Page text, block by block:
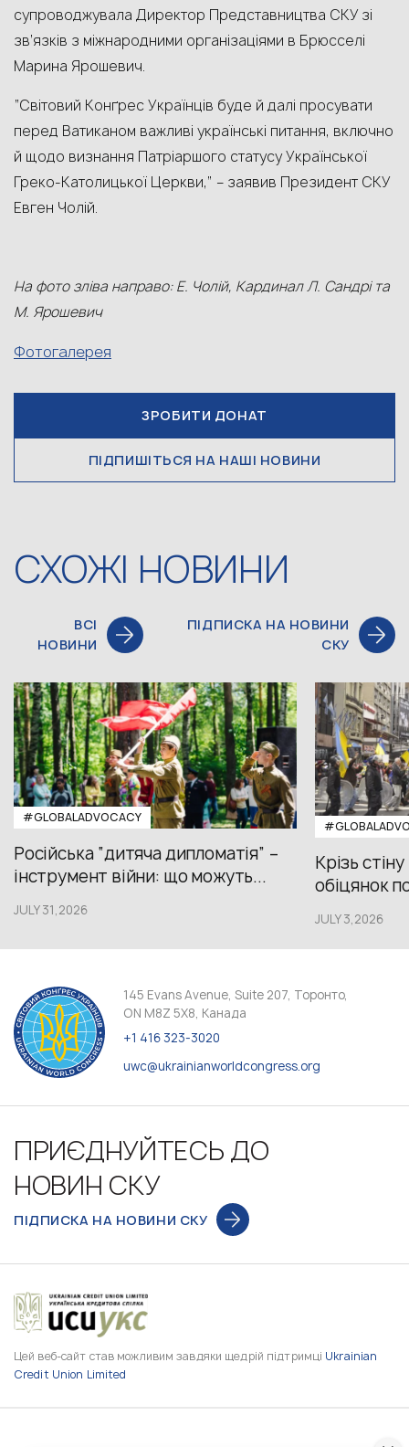
супроводжувала Директор Представництва СКУ зі
зв’язків з міжнародними організаціями в Брюсселі
Марина Ярошевич.
“Світовий Конґрес Українців буде й далі просувати
перед Ватиканом важливі українські питання, включно
й щодо визнання Патріаршого статусу Української
Греко-Католицької Церкви,” – заявив Президент СКУ
Евген Чолій.
На фото зліва направо: Е. Чолій, Кардинал Л. Сандрі та
М. Ярошевич
Фотогалерея
ЗРОБИТИ ДОНАТ
ПІДПИШІТЬСЯ НА НАШІ НОВИНИ
СХОЖІ НОВИНИ
ВСІ
НОВИНИ
ПІДПИСКА НА НОВИНИ
СКУ
#GLOBALADVOCACY
Російська “дитяча дипломатія” –
інструмент війни: що можуть...
JULY 31,2026
Крізь
обіцянок
JULY 3,2026
145 Evans Avenue, Suite 207, Торонто,
ON M8Z 5X8, Канада
+1 416 323-3020
uwc@ukrainianworldcongress.org
ПРИЄДНУЙТЕСЬ ДО
НОВИН СКУ
ПІДПИСКА НА НОВИНИ СКУ
Цей веб-сайт став можливим завдяки щедрій підтримці Ukrainian
Credit Union Limited